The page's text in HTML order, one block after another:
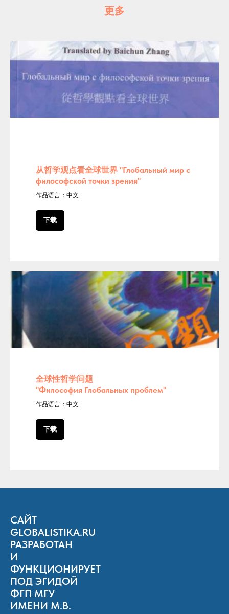
更多
从哲学观点看全球世界 "Глобальный мир с
философской точки зрения"
作品语言：中文
下载
全球性哲学问题
"Философия Глобальных проблем"
作品语言：中文
下载
САЙТ
GLOBALISTIKA.RU
РАЗРАБОТАН
И
ФУНКЦИОНИРУЕТ
ПОД ЭГИДОЙ
ФГП МГУ
ИМЕНИ М.В.